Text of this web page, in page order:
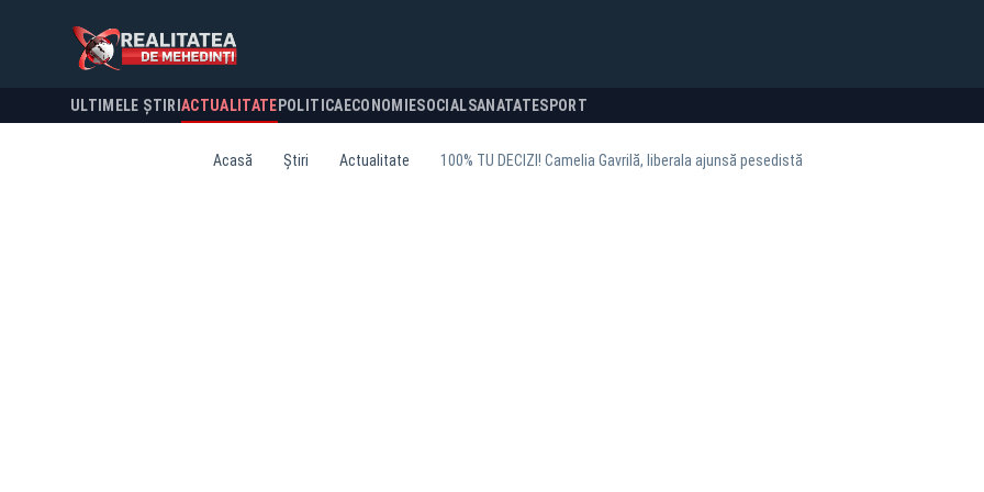
ULTIMELE ȘTIRI ACTUALITATE POLITICA ECONOMIESOCIALSANATATESPORT
Acasă Știri Actualitate 100% TU DECIZI! Camelia Gavrilă, liberala ajunsă pesedistă